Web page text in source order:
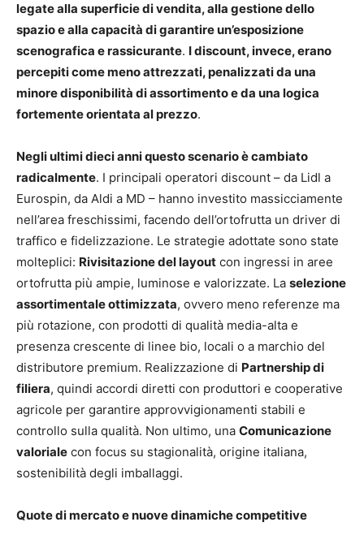
legate alla superficie di vendita, alla gestione dello
spazio e alla capacità di garantire un’esposizione
scenografica e rassicurante. I discount, invece, erano
percepiti come meno attrezzati, penalizzati da una
minore disponibilità di assortimento e da una logica
fortemente orientata al prezzo.
Negli ultimi dieci anni questo scenario è cambiato
radicalmente. I principali operatori discount – da Lidl a
Eurospin, da Aldi a MD – hanno investito massicciamente
nell’area freschissimi, facendo dell’ortofrutta un driver di
traffico e fidelizzazione. Le strategie adottate sono state
molteplici: Rivisitazione del layout con ingressi in aree
ortofrutta più ampie, luminose e valorizzate. La selezione
assortimentale ottimizzata, ovvero meno referenze ma
più rotazione, con prodotti di qualità media-alta e
presenza crescente di linee bio, locali o a marchio del
distributore premium. Realizzazione di Partnership di
filiera, quindi accordi diretti con produttori e cooperative
agricole per garantire approvvigionamenti stabili e
controllo sulla qualità. Non ultimo, una Comunicazione
valoriale con focus su stagionalità, origine italiana,
sostenibilità degli imballaggi.
Quote di mercato e nuove dinamiche competitive